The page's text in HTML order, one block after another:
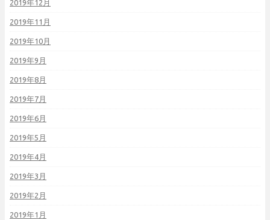
2019年12月
2019年11月
2019年10月
2019年9月
2019年8月
2019年7月
2019年6月
2019年5月
2019年4月
2019年3月
2019年2月
2019年1月